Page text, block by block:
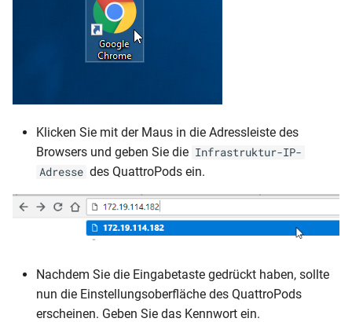
Klicken Sie mit der Maus in die Adressleiste des
Browsers und geben Sie die Infrastruktur-IP-
Adresse des QuattroPods ein.
Nachdem Sie die Eingabetaste gedrückt haben, sollte
nun die Einstellungsoberfläche des QuattroPods
erscheinen. Geben Sie das Kennwort ein.